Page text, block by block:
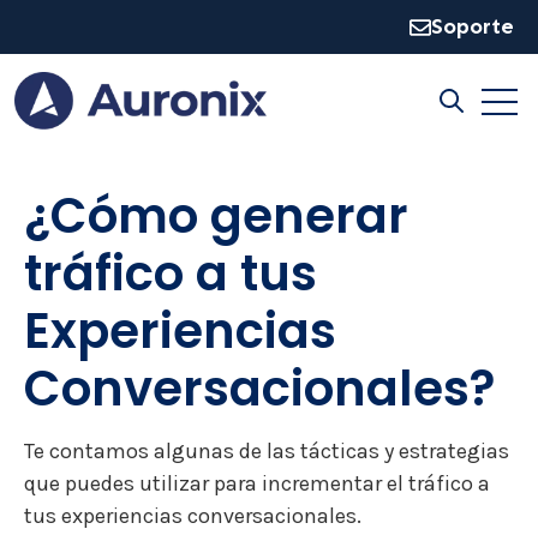
Soporte
Open
¿Cómo generar
tráfico a tus
Experiencias
Conversacionales?
Te contamos algunas de las tácticas y estrategias
que puedes utilizar para incrementar el tráfico a
tus experiencias conversacionales.